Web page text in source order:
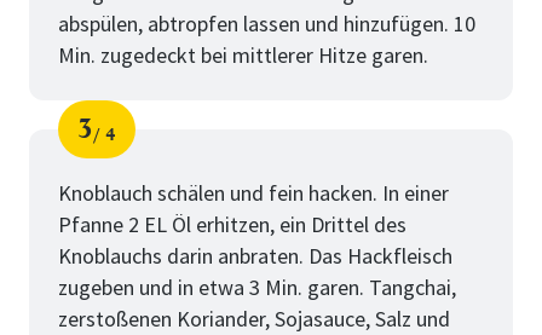
abspülen, abtropfen lassen und hinzufügen. 10
Min. zugedeckt bei mittlerer Hitze garen.
Schritt
3
von
4
Knoblauch schälen und fein hacken. In einer
Pfanne 2 EL Öl erhitzen, ein Drittel des
Knoblauchs darin anbraten. Das Hackfleisch
zugeben und in etwa 3 Min. garen. Tangchai,
zerstoßenen Koriander, Sojasauce, Salz und